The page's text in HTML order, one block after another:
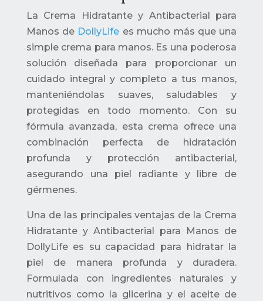
La Crema Hidratante y Antibacterial para
Manos de DollyLife es mucho más que una
simple crema para manos. Es una poderosa
solución diseñada para proporcionar un
cuidado integral y completo a tus manos,
manteniéndolas suaves, saludables y
protegidas en todo momento. Con su
fórmula avanzada, esta crema ofrece una
combinación perfecta de hidratación
profunda y protección antibacterial,
asegurando una piel radiante y libre de
gérmenes.
Una de las principales ventajas de la Crema
Hidratante y Antibacterial para Manos de
DollyLife es su capacidad para hidratar la
piel de manera profunda y duradera.
Formulada con ingredientes naturales y
nutritivos como la glicerina y el aceite de